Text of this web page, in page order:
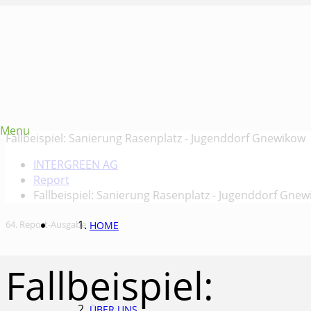
Menu
HOME
Fallbeispiel: Sanierung Rasenplatz - Jugenddorf Gnewikow
INTERGREEN AG
Report
Fallbeispiel: Sanierung Rasenplatz - Jugenddorf
64. Report-Ausgabe
Fallbeispiel: